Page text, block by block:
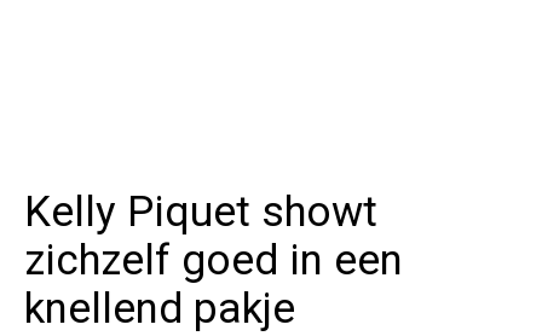
Kelly Piquet showt
zichzelf goed in een
knellend pakje